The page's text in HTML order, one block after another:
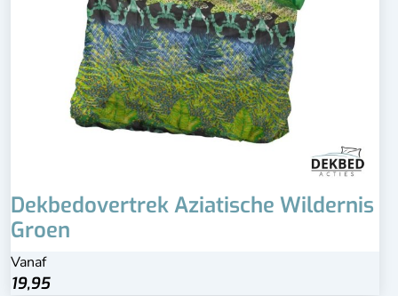
Dekbedovertrek Aziatische Wildernis
Groen
Vanaf
19,95